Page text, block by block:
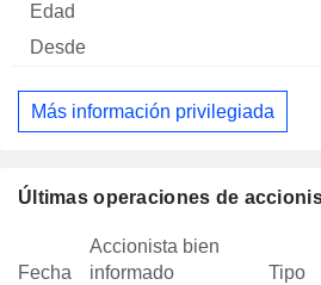
Más información privilegiada
Últimas operaciones de
Fecha
Accionista bien
informado
Tipo